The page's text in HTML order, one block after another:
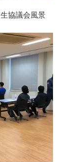
協議会風景